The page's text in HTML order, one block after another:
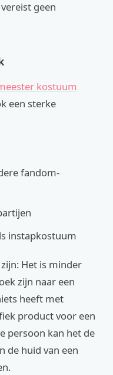
geen
kostuum
een sterke
fandom-
instapkostuum
Het is minder
zijn naar een
heeft met
product voor een
persoon kan het de
de huid van een